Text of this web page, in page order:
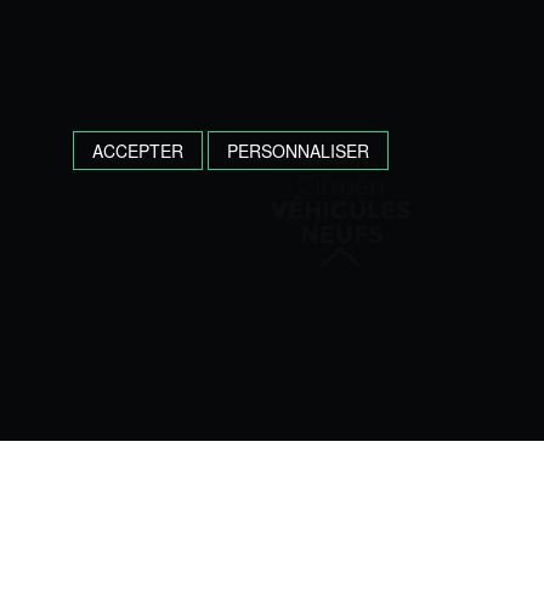
Réseau
ACCEPTER PERSONNALISER